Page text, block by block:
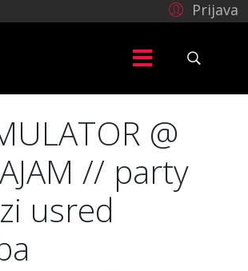
Prijava
@
// party
usred